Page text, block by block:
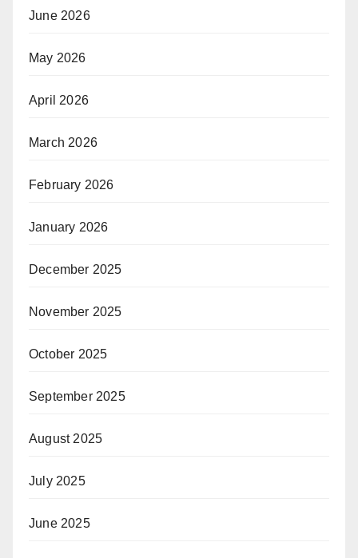
June 2026
May 2026
April 2026
March 2026
February 2026
January 2026
December 2025
November 2025
October 2025
September 2025
August 2025
July 2025
June 2025